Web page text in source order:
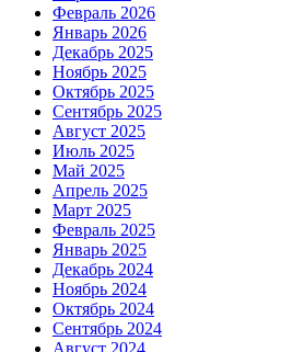
Февраль 2026
Январь 2026
Декабрь 2025
Ноябрь 2025
Октябрь 2025
Сентябрь 2025
Август 2025
Июль 2025
Май 2025
Апрель 2025
Март 2025
Февраль 2025
Январь 2025
Декабрь 2024
Ноябрь 2024
Октябрь 2024
Сентябрь 2024